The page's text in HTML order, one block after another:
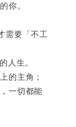
你。
需要「不工
人生。
的主角；
一切都能